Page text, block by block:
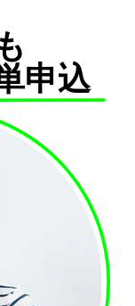
申込